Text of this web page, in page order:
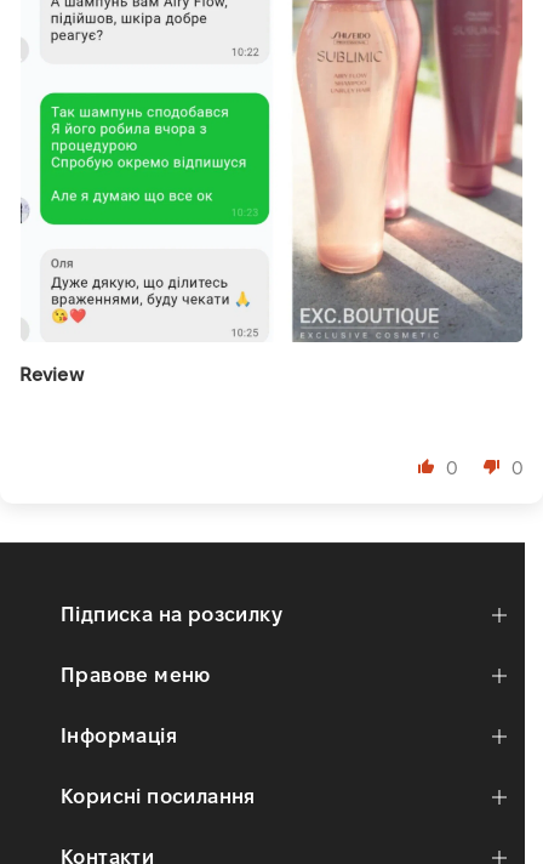
Review
0 0
Підписка на розсилку
Правове меню
Інформація
Корисні посилання
Контакти